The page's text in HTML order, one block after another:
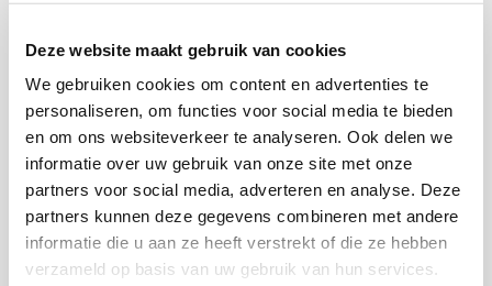
Deze website maakt gebruik van cookies
We gebruiken cookies om content en advertenties te
personaliseren, om functies voor social media te bieden
en om ons websiteverkeer te analyseren. Ook delen we
informatie over uw gebruik van onze site met onze
partners voor social media, adverteren en analyse. Deze
partners kunnen deze gegevens combineren met andere
informatie die u aan ze heeft verstrekt of die ze hebben
verzameld op basis van uw gebruik van hun services.
Werkverandering onder sekswerkers
Roos de Wildt, Milou Lünnemann, Jildou van der Ploeg,
Liselotte van Loon-Dikkers
Download deze publicatie